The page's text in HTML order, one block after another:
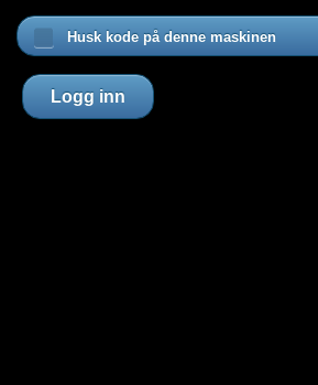
Husk kode på denne maskinen
Logg inn